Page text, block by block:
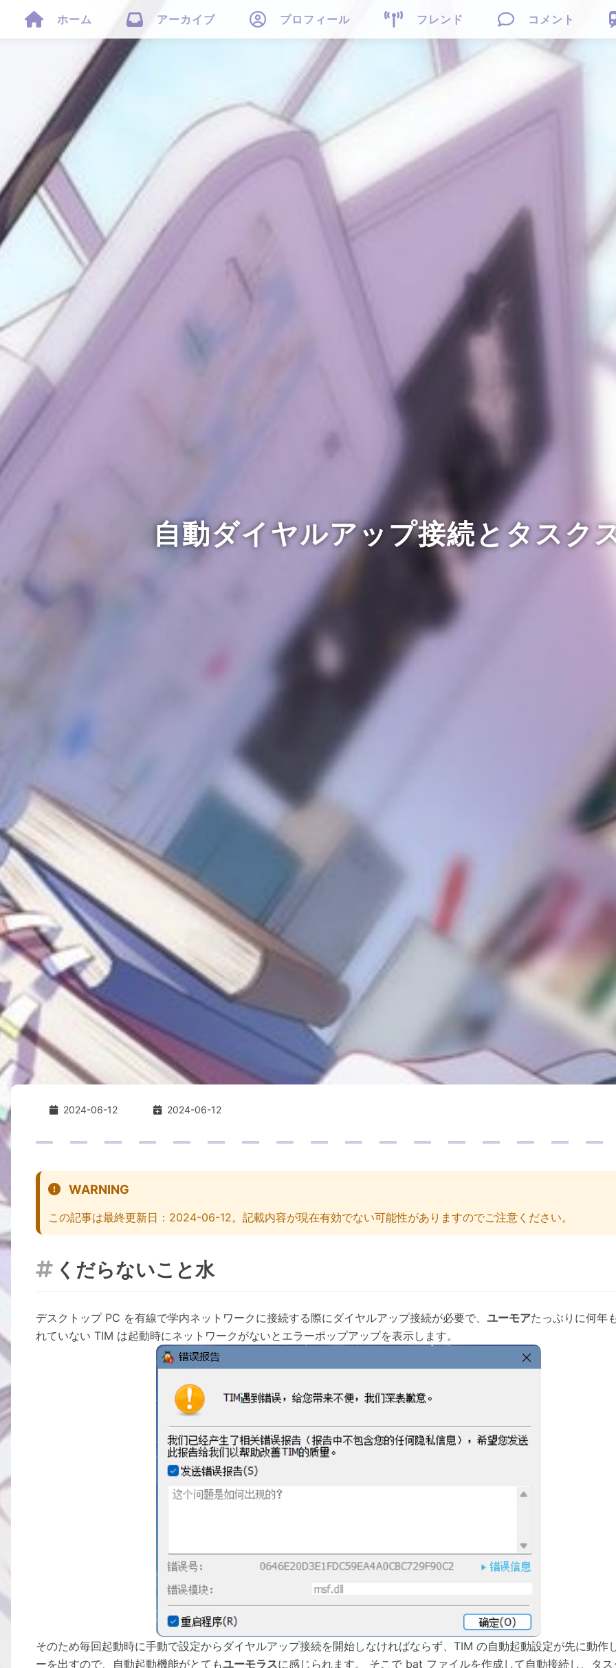
 ホーム  アーカイブ  プロフィール  フレンド  コメント
自動ダイヤルアップ接続とタスク
2024-06-12 2024-06-12
WARNING
この記事は最終更新日：2024-06-12。記載内容が現在有効でない可能性がありますのでご注意ください。
 くだらないこと水
デスクトップ PC を有線で学内ネットワークに接続する際にダイヤルアップ接続が必要で、 ユーモアたっぷりに何年
れていない TIM は起動時にネットワークがないとエラーポップアップを表示します。
そのため毎回起動時に手動で設定からダイヤルアップ接続を開始しなければならず、TIM の自動起動設定が先に動作
ーを出すので、自動起動機能がとてもユーモラスに感じられます。 そこで bat ファイルを作成して自動接続し、タ